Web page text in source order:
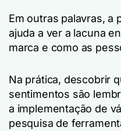
Em outras palavras, a
ajuda a ver a lacuna
marca e como as
Na prática, descobrir
sentimentos são
a implementação de
pesquisa de